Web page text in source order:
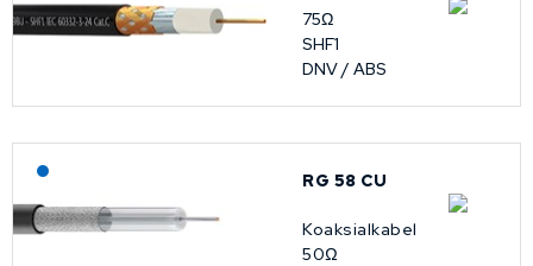
75Ω
SHF1
DNV / ABS
RG 58 CU
Koaksialkabel
50Ω